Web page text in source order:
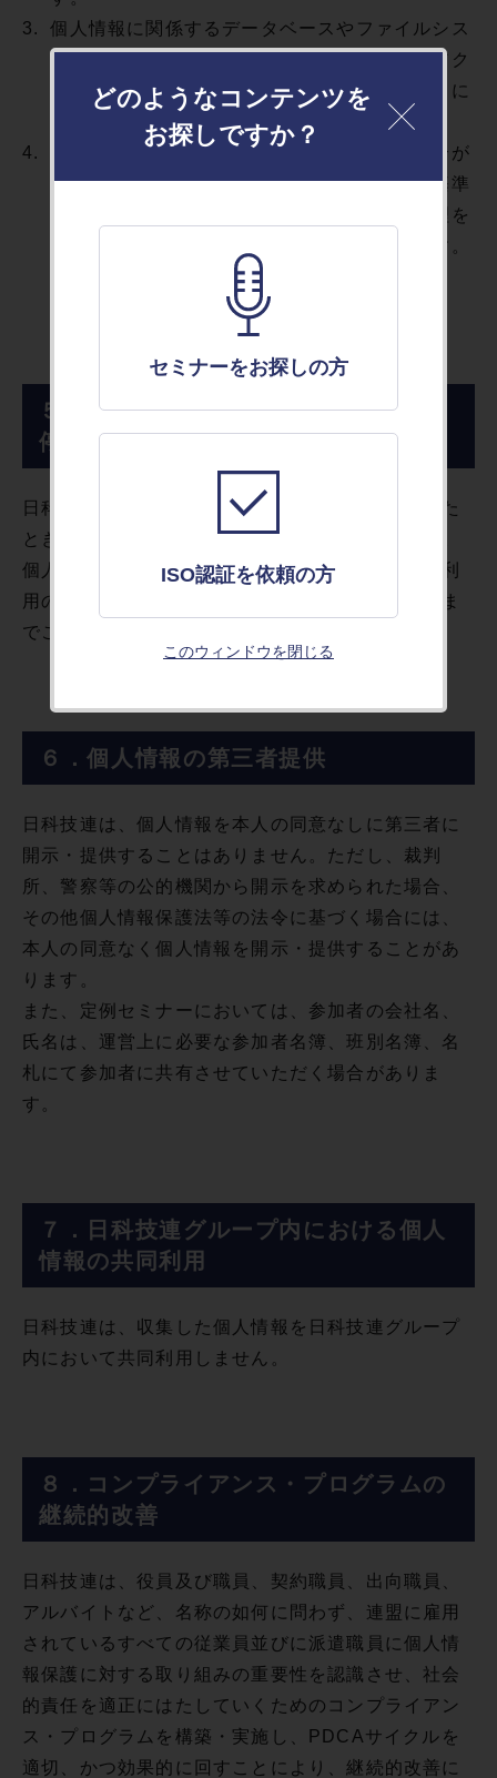
3.
個人情報に関係するデータベースやファイルシス
テムへのアクセスは、利用者個人レベルでのアク
セス制限を行い、不正な利用がなされないように
厳重に管理します。
4.
業務に応じて、個人情報を外部に委託する場合が
あります。個人情報の委託に関しては、委託基準
に基づき「機密保持契約書」を取り交わし管理を
行い、業務委託先への適切な管理を実施します。
５．個人情報の開示、訂正等及び利用
停止等
日科技連は、本人から個人情報の開示を求められた
ときには、遅滞なく本人に対しこれを開示します。
個人情報の利用目的の通知や訂正、追加、削除、利
用の停止を希望される方は以下のお問い合わせ先ま
でご連絡ください。
６．個人情報の第三者提供
日科技連は、個人情報を本人の同意なしに第三者に
開示・提供することはありません。ただし、裁判
所、警察等の公的機関から開示を求められた場合、
その他個人情報保護法等の法令に基づく場合には、
本人の同意なく個人情報を開示・提供することがあ
ります。
また、定例セミナーにおいては、参加者の会社名、
氏名は、運営上に必要な参加者名簿、班別名簿、名
札にて参加者に共有させていただく場合がありま
す。
７．日科技連グループ内における個人
情報の共同利用
日科技連は、収集した個人情報を日科技連グループ
内において共同利用しません。
８．コンプライアンス・プログラムの
継続的改善
日科技連は、役員及び職員、契約職員、出向職員、
アルバイトなど、名称の如何に問わず、連盟に雇用
されているすべての従業員並びに派遣職員に個人情
報保護に対する取り組みの重要性を認識させ、社会
的責任を適正にはたしていくためのコンプライアン
ス・プログラムを構築・実施し、PDCAサイクルを
適切、かつ効果的に回すことにより、継続的改善に
どのようなコンテンツを
お探しですか？
セミナーをお探しの方
ISO認証を依頼の方
このウィンドウを閉じる